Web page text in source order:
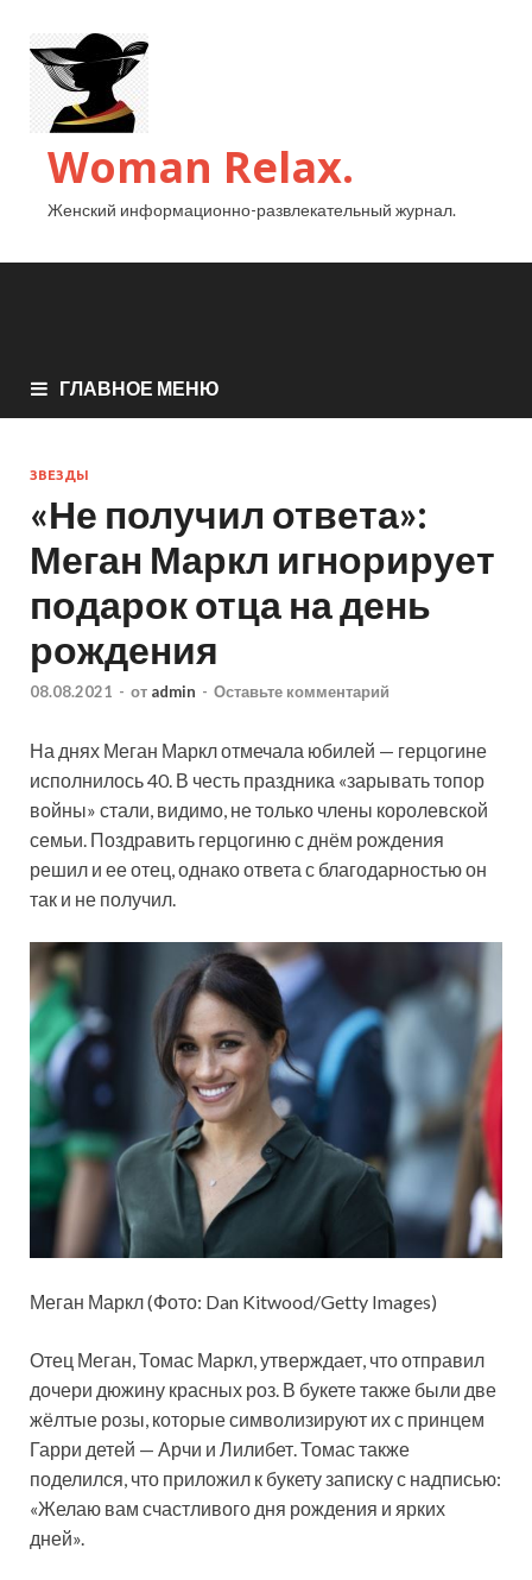
Woman Relax.
Женский информационно-развлекательный журнал.
ГЛАВНОЕ МЕНЮ
ЗВЕЗДЫ
«Не получил ответа»:
Меган Маркл игнорирует
подарок отца на день
рождения
08.08.2021 - от admin - Оставьте комментарий
На днях Меган Маркл отмечала юбилей — герцогине
исполнилось 40. В честь праздника «зарывать топор
войны» стали, видимо, не только члены королевской
семьи. Поздравить герцогиню с днём рождения
решил и ее отец, однако ответа с благодарностью он
так и не получил.
Меган Маркл (Фото: Dan Kitwood/Getty Images)
Отец Меган, Томас Маркл, утверждает, что отправил
дочери дюжину красных роз. В букете также были две
жёлтые розы, которые символизируют их с принцем
Гарри детей — Арчи и Лилибет. Томас также
поделился, что приложил к букету записку с надписью:
«Желаю вам счастливого дня рождения и ярких
дней».